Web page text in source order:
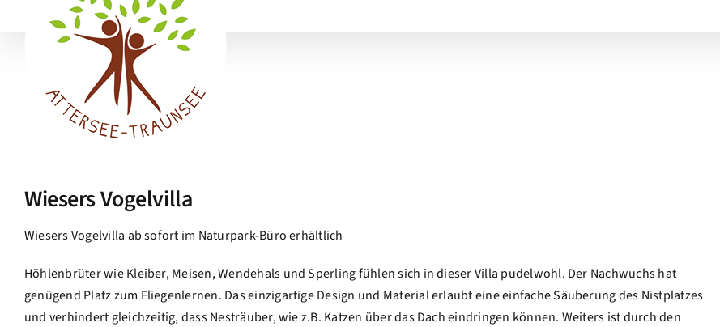
Wiesers Vogelvilla
Wiesers Vogelvilla ab sofort im Naturpark-Büro erhältlich
Höhlenbrüter wie Kleiber, Meisen, Wendehals und Sperling fühlen sich in dieser Villa pudelwohl. Der Nachwuchs hat
genügend Platz zum Fliegenlernen. Das einzigartige Design und Material erlaubt eine einfache Säuberung des Nistplatzes
und verhindert gleichzeitig, dass Nesträuber, wie z.B. Katzen über das Dach eindringen können. Weiters ist durch den